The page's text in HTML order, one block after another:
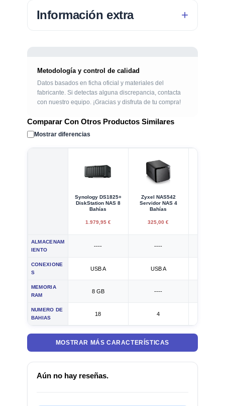
Información extra
Metodología y control de calidad
Datos basados en ficha oficial y materiales del
fabricante. Si detectas alguna discrepancia, contacta
con nuestro equipo. ¡Gracias y disfruta de tu compra!
Comparar Con Otros Productos Similares
Mostrar diferencias
Synology DS1825+
DiskStation NAS 8
Bahías
1.979,95 €
Zyxel NAS542
Servidor NAS 4
Bahías
325,00 €
ALMACENAM
IENTO
---- ----
CONEXIONE
S
USB A USB A
MEMORIA
RAM
8 GB ----
NUMERO DE
BAHIAS
18 4
MOSTRAR MÁS CARACTERÍSTICAS
Aún no hay reseñas.